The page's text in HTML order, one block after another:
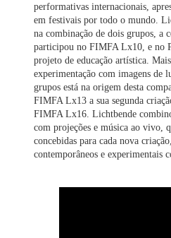
performativas internacionais,
em festivais por todo o mundo.
na combinação de dois grupos, a
participou no FIMFA Lx10, e no
projeto de educação artística.
experimentação com imagens de
grupos está na origem desta
FIMFA Lx13 a sua segunda
FIMFA Lx16. Lichtbende
com projeções e música ao vivo,
concebidas para cada nova
contemporâneos e experimentais